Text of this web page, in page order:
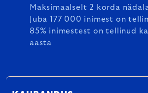
Maksimaalselt 2 korda
Juba 177 000 inimest on
85% inimestest on tellinud
aasta